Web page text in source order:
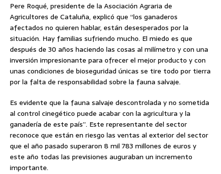
Pere Roqué, presidente de la Asociación Agraria de
Agricultores de Cataluña, explicó que “los ganaderos
afectados no quieren hablar, están desesperados por la
situación. Hay familias sufriendo mucho. El miedo es que
después de 30 años haciendo las cosas al milímetro y con una
inversión impresionante para ofrecer el mejor producto y con
unas condiciones de bioseguridad únicas se tire todo por tierra
por la falta de responsabilidad sobre la fauna salvaje.
Es evidente que la fauna salvaje descontrolada y no sometida
al control cinegético puede acabar con la agricultura y la
ganadería de este país”. Este representante del sector
reconoce que están en riesgo las ventas al exterior del sector
que el año pasado superaron 8 mil 783 millones de euros y
este año todas las previsiones auguraban un incremento
importante.